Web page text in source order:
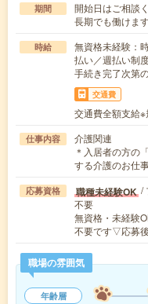
期間
開始日はご相
長期でも働けま
時給
無資格未経験：
払い／週払い制
手続き完了次第
交通費
交通費全額支給
仕事内容
介護関連
＊入居者の方の
する介護のお仕
応募資格 職種未経験OK /
不要
無資格・未経験
不要です▽応募
職場の雰囲気
年齢層